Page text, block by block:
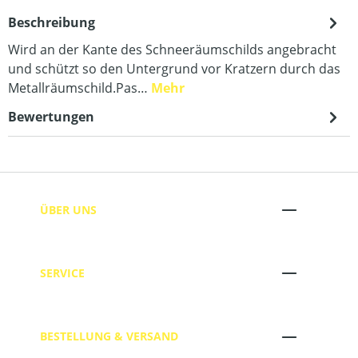
Beschreibung
Wird an der Kante des Schneeräumschilds angebracht
und schützt so den Untergrund vor Kratzern durch das
Metallräumschild.Pas… Mehr
Bewertungen
ÜBER UNS
SERVICE
BESTELLUNG & VERSAND